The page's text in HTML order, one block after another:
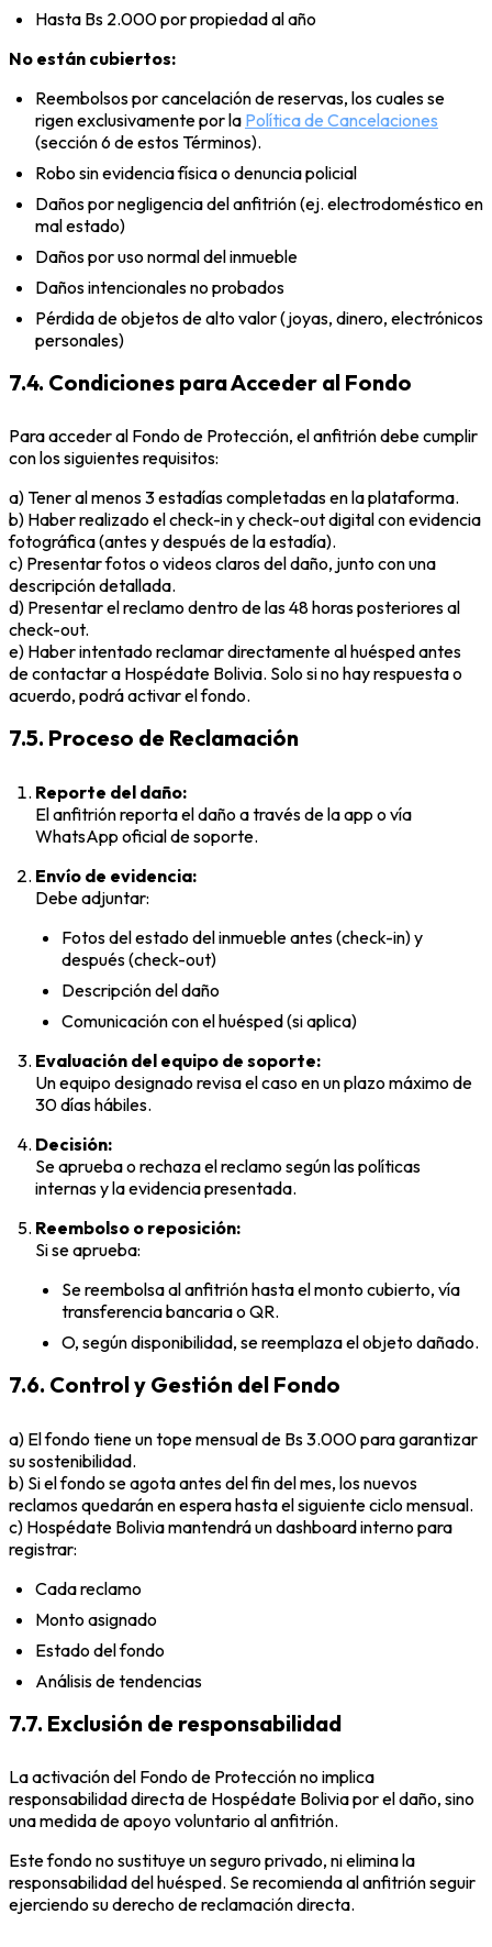
Hasta Bs 2.000 por propiedad al año
No están cubiertos:
Reembolsos por cancelación de reservas, los cuales se
rigen exclusivamente por la Política de Cancelaciones
(sección 6 de estos Términos).
Robo sin evidencia física o denuncia policial
Daños por negligencia del anfitrión (ej. electrodoméstico en
mal estado)
Daños por uso normal del inmueble
Daños intencionales no probados
Pérdida de objetos de alto valor (joyas, dinero, electrónicos
personales)
7.4. Condiciones para Acceder al Fondo
Para acceder al Fondo de Protección, el anfitrión debe cumplir
con los siguientes requisitos:
a) Tener al menos 3 estadías completadas en la plataforma.
b) Haber realizado el check-in y check-out digital con evidencia
fotográfica (antes y después de la estadía).
c) Presentar fotos o videos claros del daño, junto con una
descripción detallada.
d) Presentar el reclamo dentro de las 48 horas posteriores al
check-out.
e) Haber intentado reclamar directamente al huésped antes
de contactar a Hospédate Bolivia. Solo si no hay respuesta o
acuerdo, podrá activar el fondo.
7.5. Proceso de Reclamación
Reporte del daño:
El anfitrión reporta el daño a través de la app o vía
WhatsApp oficial de soporte.
Envío de evidencia:
Debe adjuntar:
Fotos del estado del inmueble antes (check-in) y
después (check-out)
Descripción del daño
Comunicación con el huésped (si aplica)
Evaluación del equipo de soporte:
Un equipo designado revisa el caso en un plazo máximo de
30 días hábiles.
Decisión:
Se aprueba o rechaza el reclamo según las políticas
internas y la evidencia presentada.
Reembolso o reposición:
Si se aprueba:
Se reembolsa al anfitrión hasta el monto cubierto, vía
transferencia bancaria o QR.
O, según disponibilidad, se reemplaza el objeto dañado.
7.6. Control y Gestión del Fondo
a) El fondo tiene un tope mensual de Bs 3.000 para garantizar
su sostenibilidad.
b) Si el fondo se agota antes del fin del mes, los nuevos
reclamos quedarán en espera hasta el siguiente ciclo mensual.
c) Hospédate Bolivia mantendrá un dashboard interno para
registrar:
Cada reclamo
Monto asignado
Estado del fondo
Análisis de tendencias
7.7. Exclusión de responsabilidad
La activación del Fondo de Protección no implica
responsabilidad directa de Hospédate Bolivia por el daño, sino
una medida de apoyo voluntario al anfitrión.
Este fondo no sustituye un seguro privado, ni elimina la
responsabilidad del huésped. Se recomienda al anfitrión seguir
ejerciendo su derecho de reclamación directa.